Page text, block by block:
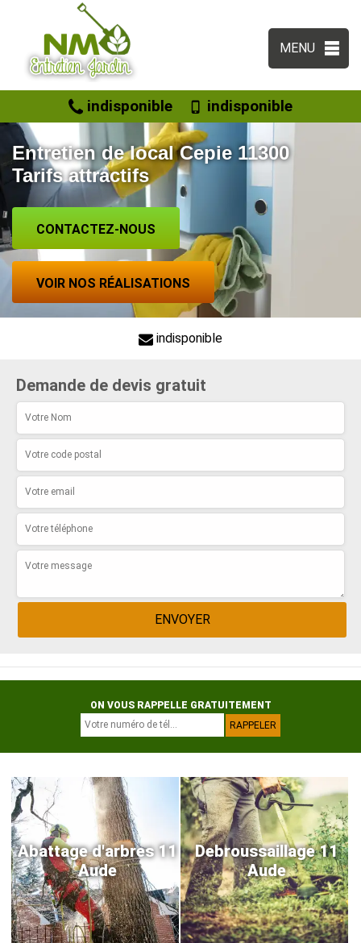
MENU
indisponible indisponible
Entretien de local Cepie 11300
Tarifs attractifs
CONTACTEZ-NOUS
VOIR NOS RÉALISATIONS
indisponible
Demande de devis gratuit
ON VOUS RAPPELLE GRATUITEMENT
Abattage d'arbres 11
Aude
Debroussaillage 11
Aude